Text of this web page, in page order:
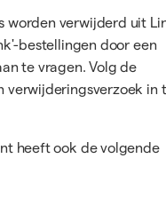
worden verwijderd uit
bestellingen door een
te vragen. Volg de
verwijderingsverzoek in
heeft ook de volgende